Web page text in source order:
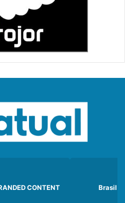
CONTENT Brasil